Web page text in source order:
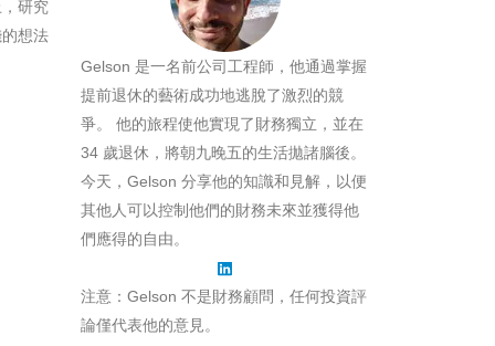
研究
想法
Gelson 是一名前公司工程師，他通過掌握
提前退休的藝術成功地逃脫了激烈的競
爭。 他的旅程使他實現了財務獨立，並在
34 歲退休，將朝九晚五的生活拋諸腦後。
今天，Gelson 分享他的知識和見解，以便
其他人可以控制他們的財務未來並獲得他
們應得的自由。
注意：Gelson 不是財務顧問，任何投資評
論僅代表他的意見。